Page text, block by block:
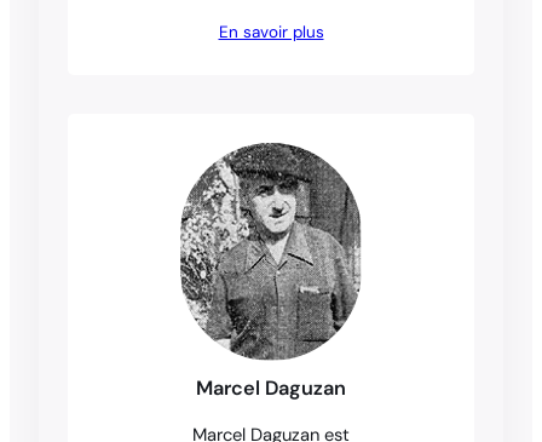
En savoir plus
Marcel Daguzan
Marcel Daguzan est